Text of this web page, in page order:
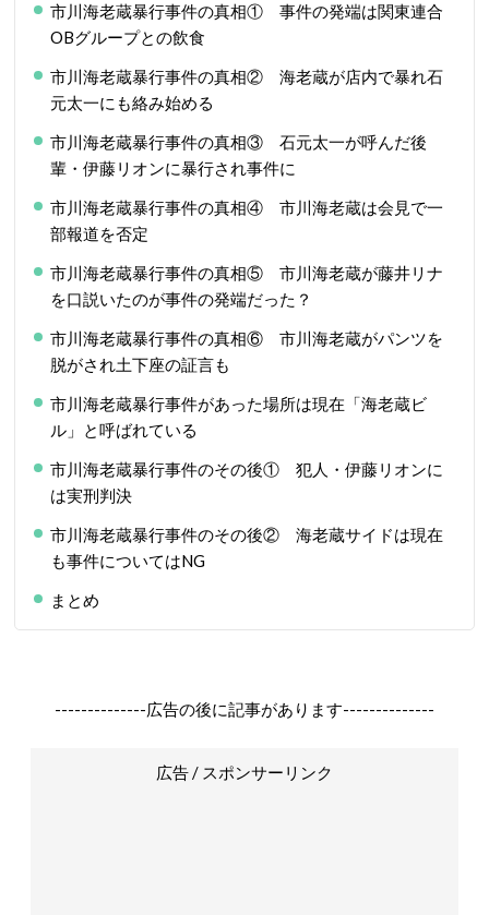
市川海老蔵暴行事件の真相① 事件の発端は関東連合
OBグループとの飲食
市川海老蔵暴行事件の真相② 海老蔵が店内で暴れ石
元太一にも絡み始める
市川海老蔵暴行事件の真相③ 石元太一が呼んだ後
輩・伊藤リオンに暴行され事件に
市川海老蔵暴行事件の真相④ 市川海老蔵は会見で一
部報道を否定
市川海老蔵暴行事件の真相⑤ 市川海老蔵が藤井リナ
を口説いたのが事件の発端だった？
市川海老蔵暴行事件の真相⑥ 市川海老蔵がパンツを
脱がされ土下座の証言も
市川海老蔵暴行事件があった場所は現在「海老蔵ビ
ル」と呼ばれている
市川海老蔵暴行事件のその後① 犯人・伊藤リオンに
は実刑判決
市川海老蔵暴行事件のその後② 海老蔵サイドは現在
も事件についてはNG
まとめ
--------------広告の後に記事があります--------------
広告 / スポンサーリンク